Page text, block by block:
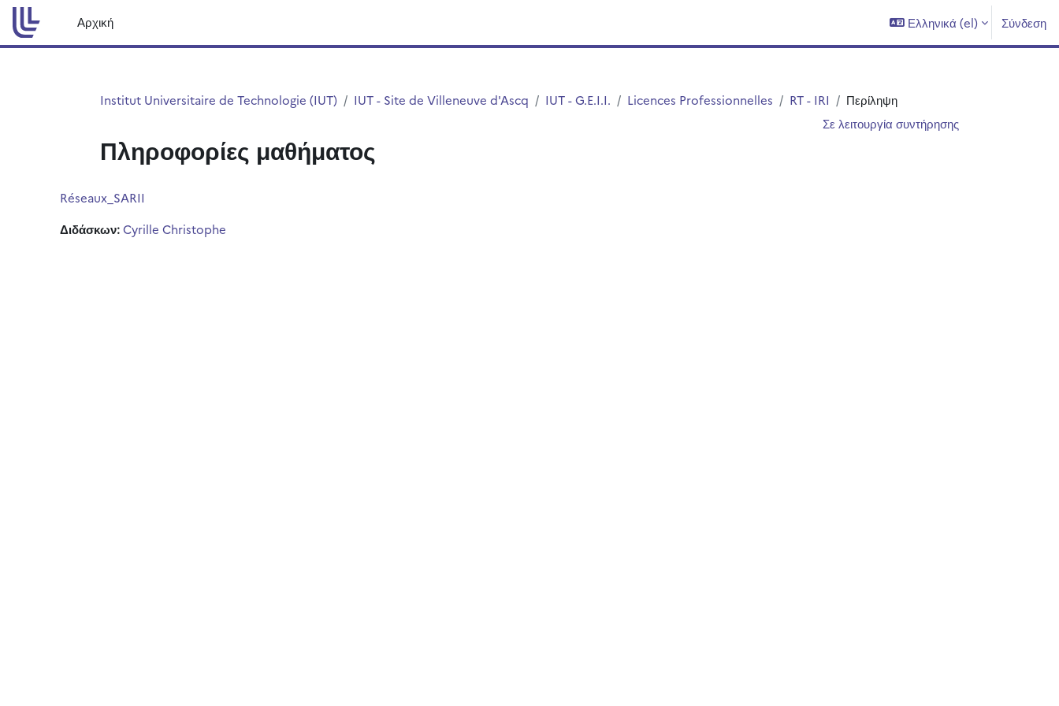
Μετάβαση στο κεντρικό περιεχόμενο
Αρχική
Ελληνικά ‎(el)‎ Σύνδεση
Institut Universitaire de Technologie (IUT) IUT - Site de Villeneuve d'Ascq IUT - G.E.I.I. Licences Professionnelles RT - IRI
Περίληψη
Σε λειτουργία συντήρησης
Πληροφορίες μαθήματος
Réseaux_SARII
Διδάσκων:Cyrille Christophe